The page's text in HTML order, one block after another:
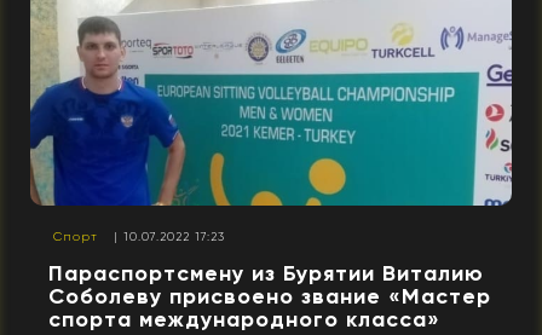
Спорт | 10.07.2022 17:23
Параспортсмену из Бурятии Виталию
Соболеву присвоено звание «Мастер
спорта международного класса»